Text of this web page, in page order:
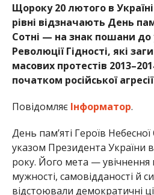
Щороку 20 лютого в
рівні відзначають День
Сотні — на знак пошани до
Революції Гідності, які
масових протестів
початком російської
Повідомляє Інформатор.
День пам’яті Героїв
указом Президента України
року. Його мета — увічнення
мужності, самовідданості й
відстоювали демократичні